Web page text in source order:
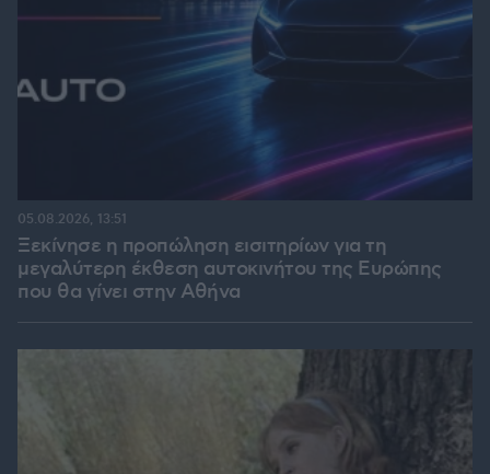
Ξεκίνησε η προπώληση εισιτηρίων για τη
μεγαλύτερη έκθεση αυτοκινήτου της Ευρώπης
που θα γίνει στην Αθήνα
05.08.2026, 13:51